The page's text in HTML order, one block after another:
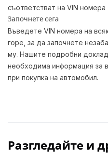
съответстват на VIN номера
Започнете сега
Въведете VIN номера на
горе, за да започнете
му. Нашите подробни
необходима информация за
при покупка на автомобил.
Разгледайте и